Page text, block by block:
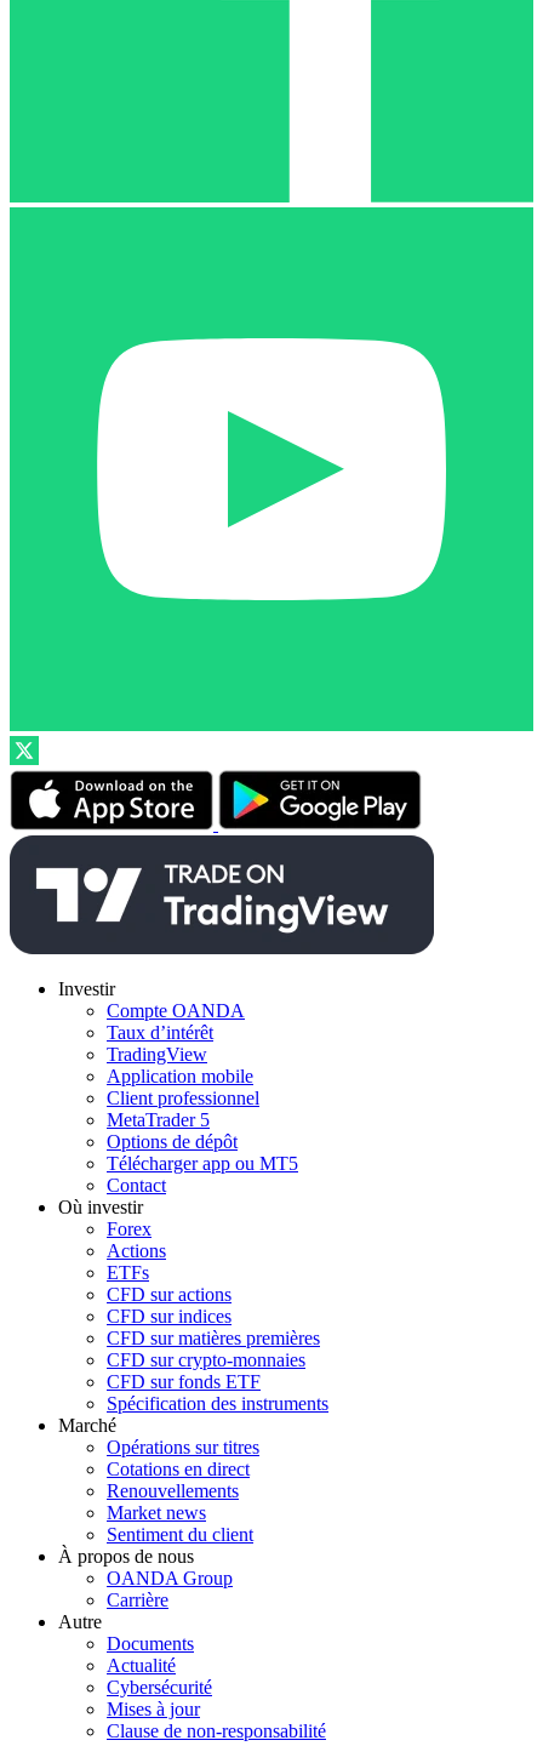
Investir
Compte OANDA
Taux d’intérêt
TradingView
Application mobile
Client professionnel
MetaTrader 5
Options de dépôt
Télécharger app ou MT5
Contact
Où investir
Forex
Actions
ETFs
CFD sur actions
CFD sur indices
CFD sur matières premières
CFD sur crypto-monnaies
CFD sur fonds ETF
Spécification des instruments
Marché
Opérations sur titres
Cotations en direct
Renouvellements
Market news
Sentiment du client
À propos de nous
OANDA Group
Carrière
Autre
Documents
Actualité
Cybersécurité
Mises à jour
Clause de non-responsabilité